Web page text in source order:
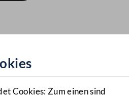
Cookies: Zum einen sind